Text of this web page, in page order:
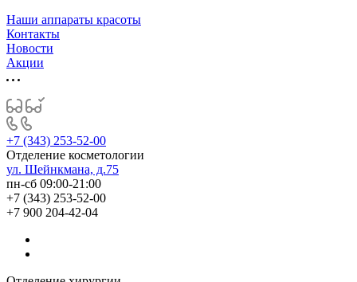
Наши аппараты красоты
Контакты
Новости
Акции
+7 (343) 253-52-00
Отделение косметологии
ул. Шейнкмана, д.75
пн-сб 09:00-21:00
+7 (343) 253-52-00
+7 900 204-42-04